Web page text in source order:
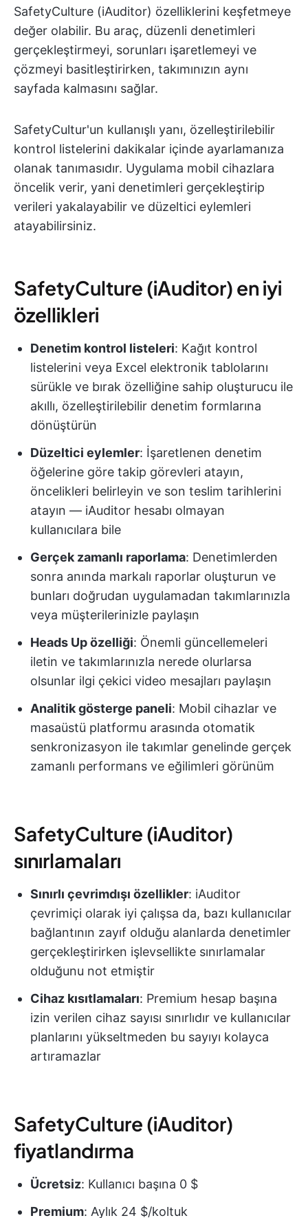
SafetyCulture (iAuditor) özelliklerini keşfetmeye
değer olabilir. Bu araç, düzenli denetimleri
gerçekleştirmeyi, sorunları işaretlemeyi ve
çözmeyi basitleştirirken, takımınızın aynı
sayfada kalmasını sağlar.
SafetyCultur'un kullanışlı yanı, özelleştirilebilir
kontrol listelerini dakikalar içinde ayarlamanıza
olanak tanımasıdır. Uygulama mobil cihazlara
öncelik verir, yani denetimleri gerçekleştirip
verileri yakalayabilir ve düzeltici eylemleri
atayabilirsiniz.
SafetyCulture (iAuditor) en iyi
özellikleri
Denetim kontrol listeleri: Kağıt kontrol
listelerini veya Excel elektronik tablolarını
sürükle ve bırak özelliğine sahip oluşturucu ile
akıllı, özelleştirilebilir denetim formlarına
dönüştürün
Düzeltici eylemler: İşaretlenen denetim
öğelerine göre takip görevleri atayın,
öncelikleri belirleyin ve son teslim tarihlerini
atayın — iAuditor hesabı olmayan
kullanıcılara bile
Gerçek zamanlı raporlama: Denetimlerden
sonra anında markalı raporlar oluşturun ve
bunları doğrudan uygulamadan takımlarınızla
veya müşterilerinizle paylaşın
Heads Up özelliği: Önemli güncellemeleri
iletin ve takımlarınızla nerede olurlarsa
olsunlar ilgi çekici video mesajları paylaşın
Analitik gösterge paneli: Mobil cihazlar ve
masaüstü platformu arasında otomatik
senkronizasyon ile takımlar genelinde gerçek
zamanlı performans ve eğilimleri görünüm
SafetyCulture (iAuditor)
sınırlamaları
Sınırlı çevrimdışı özellikler: iAuditor
çevrimiçi olarak iyi çalışsa da, bazı kullanıcılar
bağlantının zayıf olduğu alanlarda denetimler
gerçekleştirirken işlevsellikte sınırlamalar
olduğunu not etmiştir
Cihaz kısıtlamaları: Premium hesap başına
izin verilen cihaz sayısı sınırlıdır ve kullanıcılar
planlarını yükseltmeden bu sayıyı kolayca
artıramazlar
SafetyCulture (iAuditor)
fiyatlandırma
Ücretsiz: Kullanıcı başına 0 $
Premium: Aylık 24 $/koltuk